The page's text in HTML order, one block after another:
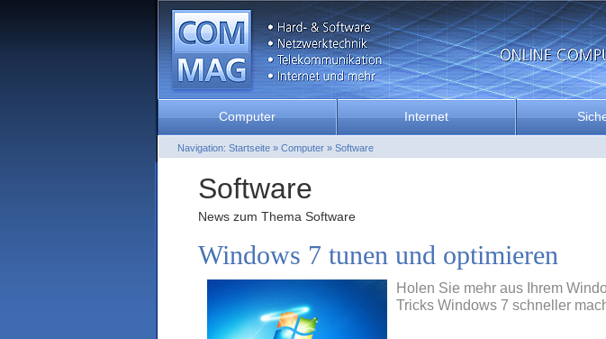
Software
News zum Thema Software
Windows 7 tunen und optimieren
Holen Sie mehr aus Ihrem
Tricks Windows 7 schneller
Computer Internet
Navigation: Startseite » Computer » Software